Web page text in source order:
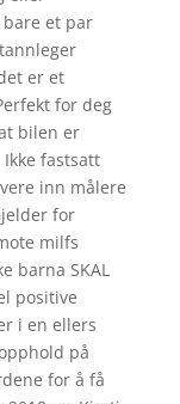
et par
er et
for deg
bilen er
fastsatt
inn målere
for
milfs
barna SKAL
positive
i en ellers
på
for å få